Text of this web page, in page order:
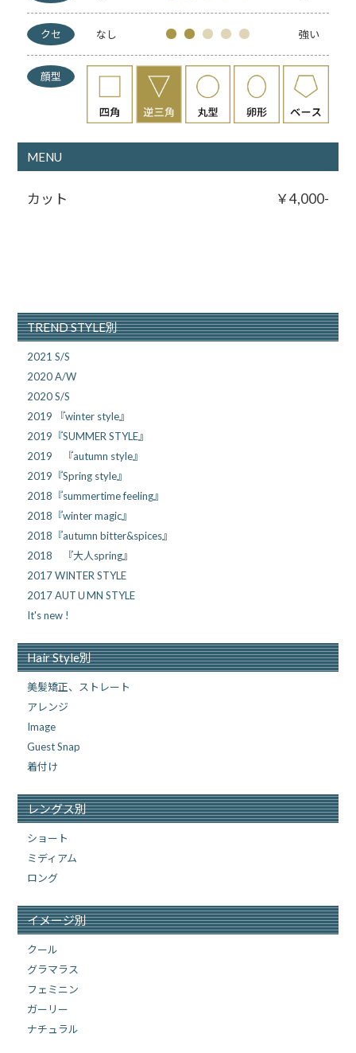
クセ なし 強い
顔型
MENU
カット ￥4,000-
TREND STYLE別
2021 S/S
2020 A/W
2020 S/S
2019 『winter style』
2019『SUMMER STYLE』
2019 『autumn style』
2019『Spring style』
2018『summertime feeling』
2018『winter magic』
2018『autumn bitter&spices』
2018 『大人spring』
2017 WINTER STYLE
2017 AUTＵMN STYLE
It's new !
Hair Style別
美髪矯正、ストレート
アレンジ
Image
Guest Snap
着付け
レングス別
ショート
ミディアム
ロング
イメージ別
クール
グラマラス
フェミニン
ガーリー
ナチュラル